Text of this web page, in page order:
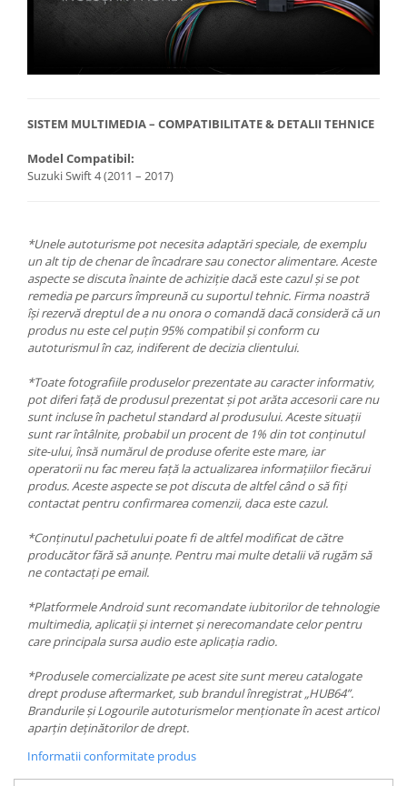
SISTEM MULTIMEDIA – COMPATIBILITATE & DETALII TEHNICE
Model Compatibil:
Suzuki Swift 4 (2011 – 2017)
*Unele autoturisme pot necesita adaptări speciale, de exemplu
un alt tip de chenar de încadrare sau conector alimentare. Aceste
aspecte se discuta înainte de achiziție dacă este cazul și se pot
remedia pe parcurs împreună cu suportul tehnic. Firma noastră
își rezervă dreptul de a nu onora o comandă dacă consideră că un
produs nu este cel puțin 95% compatibil și conform cu
autoturismul în caz, indiferent de decizia clientului.
*Toate fotografiile produselor prezentate au caracter informativ,
pot diferi față de produsul prezentat și pot arăta accesorii care nu
sunt incluse în pachetul standard al produsului. Aceste situații
sunt rar întâlnite, probabil un procent de 1% din tot conținutul
site-ului, însă numărul de produse oferite este mare, iar
operatorii nu fac mereu față la actualizarea informațiilor fiecărui
produs. Aceste aspecte se pot discuta de altfel când o să fiți
contactat pentru confirmarea comenzii, daca este cazul.
*Conținutul pachetului poate fi de altfel modificat de către
producător fără să anunțe. Pentru mai multe detalii vă rugăm să
ne contactați pe email.
*Platformele Android sunt recomandate iubitorilor de tehnologie
multimedia, aplicații și internet și nerecomandate celor pentru
care principala sursa audio este aplicația radio.
*Produsele comercializate pe acest site sunt mereu catalogate
drept produse aftermarket, sub brandul înregistrat „HUB64”.
Brandurile și Logourile autoturismelor menționate în acest articol
aparțin deținătorilor de drept.
Informatii conformitate produs